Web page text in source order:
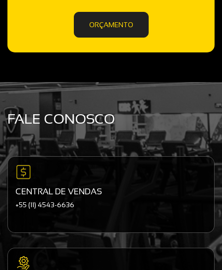
ORÇAMENTO
FALE CONOSCO
CENTRAL DE VENDAS
+55 (11) 4543-6636